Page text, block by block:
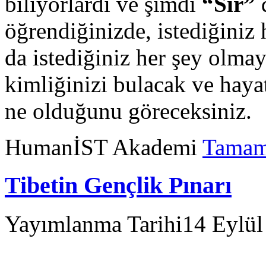
öğrendiğinizde, istediğiniz
da istediğiniz her şey
kimliğinizi bulacak ve
ne olduğunu göreceksiniz.
HumanİST Akademi
Tibetin Gençlik Pınarı
Yayımlanma Tarihi14